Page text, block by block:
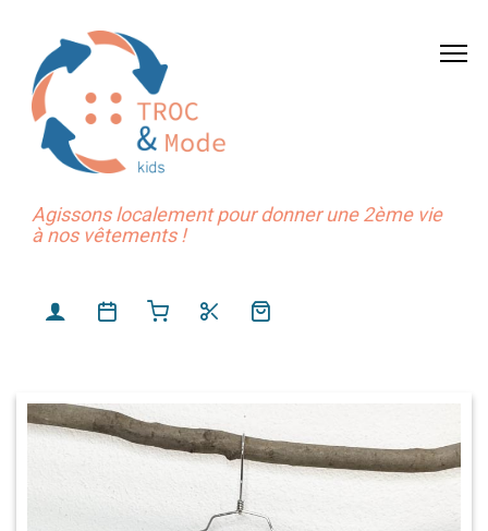
Agissons localement pour donner une 2ème vie
à nos vêtements !